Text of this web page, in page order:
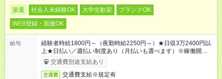
派遣 社会人未経験OK 大学生歓迎
ブランクOK
WEB登録・面接OK
給与
経験者時給1800円～（夜勤時給2250円～）★日収3万2400円以
上★日払い／週払い制度あり（月払いも選べます）※稼働開始時
は手続き完了次第のお支払いとなります。
交通費別途支給あり
交通費 交通費支給※規定有